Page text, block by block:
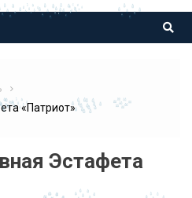
«Патриот»
Эстафета